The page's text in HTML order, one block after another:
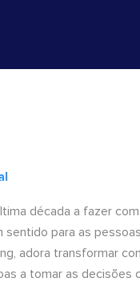
década a fazer
para as
adora transformar
a tomar as decisões